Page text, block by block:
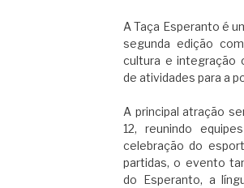
A Taça Esperanto é
segunda edição
cultura e integração
de atividades para a
A principal atração
12, reunindo
celebração do
partidas, o evento
do Esperanto, a